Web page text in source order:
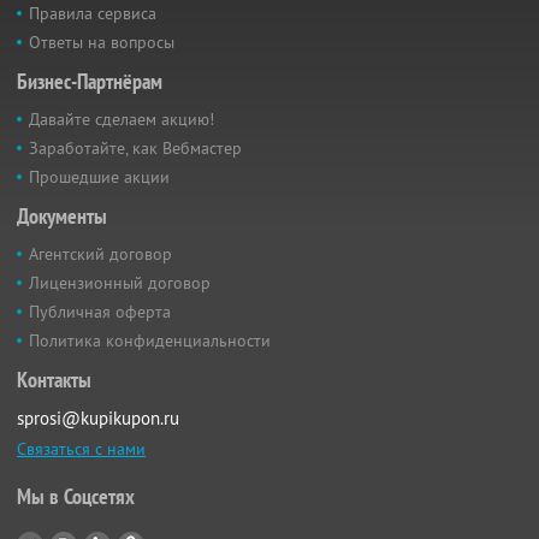
Правила сервиса
Ответы на вопросы
Бизнес-Партнёрам
Давайте сделаем акцию!
Заработайте, как Вебмастер
Прошедшие акции
Документы
Агентский договор
Лицензионный договор
Публичная оферта
Политика конфиденциальности
Контакты
sprosi@kupikupon.ru
Связаться с нами
Мы в Соцсетях